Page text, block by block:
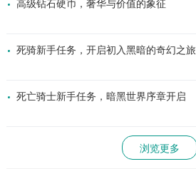
高级钻石硬币，奢华与价值的象征
死骑新手任务，开启初入黑暗的奇幻之旅
死亡骑士新手任务，暗黑世界序章开启
浏览更多